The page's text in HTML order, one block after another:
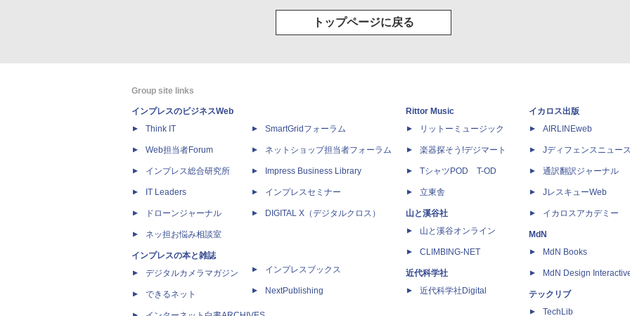
トップページに戻る
Group site links
インプレスのビジネスWeb
Think IT
Web担当者Forum
インプレス総合研究所
IT Leaders
ドローンジャーナル
ネッ担お悩み相談室
インプレスの本と雑誌
デジタルカメラマガジン
できるネット
SmartGridフォーラム
ネットショップ担当者フォーラム
Impress Business Library
インプレスセミナー
DIGITAL X（デジタルクロス）
インプレスブックス
NextPublishing
Rittor Music
リットーミュージック
楽器探そう!デジマート
TシャツPOD T-OD
立東舎
山と溪谷社
山と溪谷オンライン
CLIMBING-NET
近代科学社
近代科学社Digital
イカロス出版
AIRLINEweb
Jディフェンスニュース
通訳翻訳ジャーナル
JレスキューWeb
イカロスアカデミー
MdN
MdN Books
MdN Design
テックリブ
TechLib